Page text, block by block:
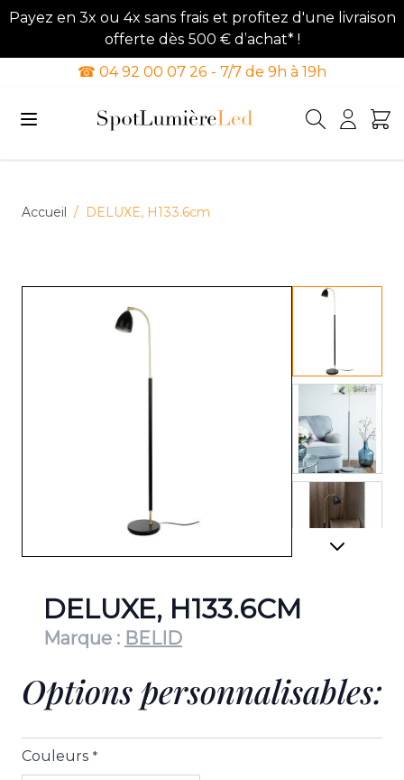
Payez en 3x ou 4x sans frais et profitez d'une livraison
offerte dès 500 € d’achat* !
☎ 04 92 00 07 26 - 7/7 de 9h à 19h
Accueil / DELUXE, H133.6cm
View
View
View
DELUXE, H133.6CM
Marque : BELID
Options personnalisables:
Couleurs *